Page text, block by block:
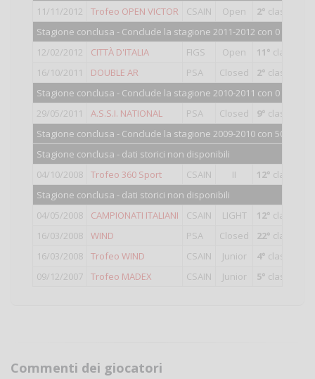
11/11/2012
Trofeo OPEN VICTOR CSAIN Open 2°
Stagione conclusa - Conclude la stagione 2011-2012 con 0 punti.
12/02/2012
CITTÀ D'ITALIA FIGS Open 11°
16/10/2011
DOUBLE AR PSA Closed 2°
Stagione conclusa - Conclude la stagione 2010-2011 con 0 punti.
29/05/2011
A.S.S.I. NATIONAL PSA Closed 9°
Stagione conclusa - Conclude la stagione 2009-2010 con 504 punti.
Stagione conclusa - dati storici non disponibili
04/10/2008
Trofeo 360 Sport CSAIN II 12°
Stagione conclusa - dati storici non disponibili
04/05/2008
CAMPIONATI ITALIANI CSAIN LIGHT 12°
16/03/2008
WIND PSA Closed 22°
16/03/2008
Trofeo WIND CSAIN Junior 4°
09/12/2007
Trofeo MADEX CSAIN Junior 5°
Commenti dei giocatori